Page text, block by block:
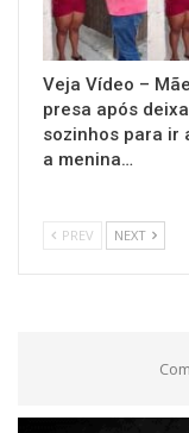
Veja Vídeo –
presa após
sozinhos para ir
a menina…
PREV NEXT